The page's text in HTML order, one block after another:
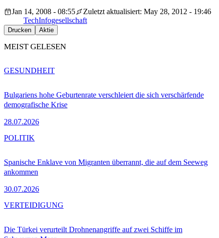
Jan 14, 2008 - 08:55
Zuletzt aktualisiert: May 28, 2012 - 19:46
TechInfogesellschaft
Drucken Aktie
MEIST GELESEN
Bulgariens hohe Geburtenrate verschleiert die sich verschärfende
demografische Krise
28.07.2026
GESUNDHEIT
Spanische Enklave von Migranten überrannt, die auf dem Seeweg
ankommen
30.07.2026
POLITIK
Die Türkei verurteilt Drohnenangriffe auf zwei Schiffe im
VERTEIDIGUNG